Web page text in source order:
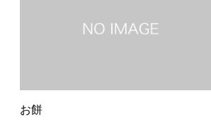
お餅